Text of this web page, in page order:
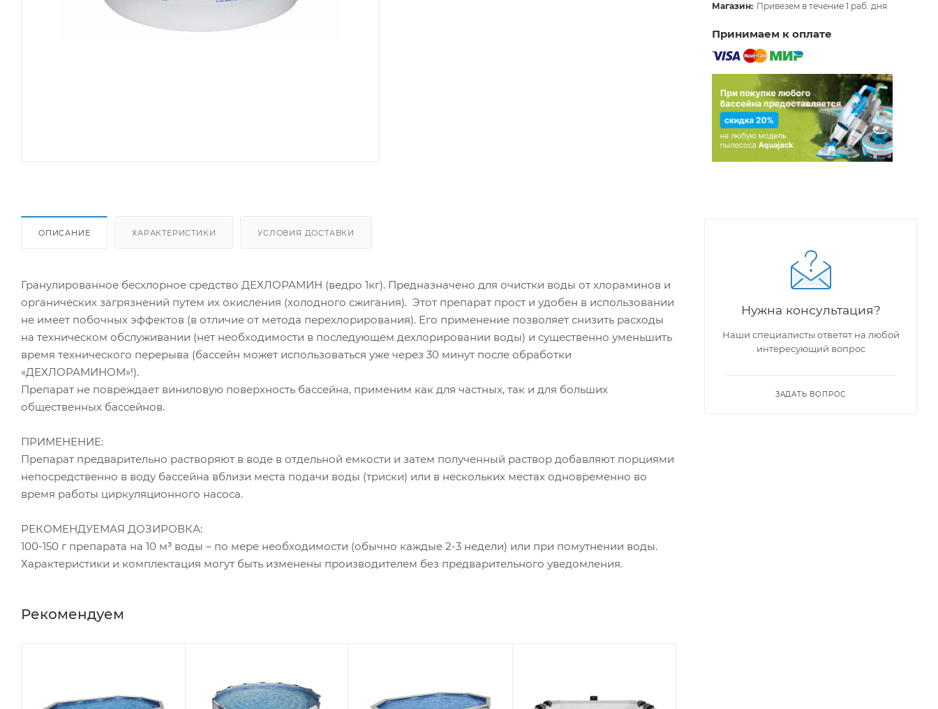
Магазин: Привезем в течение 1 раб. дня
Принимаем к оплате
ОПИСАНИЕ ХАРАКТЕРИСТИКИ УСЛОВИЯ ДОСТАВКИ
Гранулированное бесхлорное средство ДЕХЛОРАМИН (ведро 1кг). Предназначено для очистки воды от хлораминов и
органических загрязнений путем их окисления (холодного сжигания). Этот препарат прост и удобен в использовании
не имеет побочных эффектов (в отличие от метода перехлорирования). Его применение позволяет снизить расходы
на техническом обслуживании (нет необходимости в последующем дехлорировании воды) и существенно уменьшить
время технического перерыва (бассейн может использоваться уже через 30 минут после обработки
«ДЕХЛОРАМИНОМ»!).
Препарат не повреждает виниловую поверхность бассейна, применим как для частных, так и для больших
общественных бассейнов.
ПРИМЕНЕНИЕ:
Препарат предварительно растворяют в воде в отдельной емкости и затем полученный раствор добавляют порциями
непосредственно в воду бассейна вблизи места подачи воды (триски) или в нескольких местах одновременно во
время работы циркуляционного насоса.
РЕКОМЕНДУЕМАЯ ДОЗИРОВКА:
100-150 г препарата на 10 м³ воды – по мере необходимости (обычно каждые 2-3 недели) или при помутнении воды.
Характеристики и комплектация могут быть изменены производителем без предварительного уведомления.
Рекомендуем
Нужна консультация?
Наши специалисты ответят на любой
интересующий вопрос
ЗАДАТЬ ВОПРОС